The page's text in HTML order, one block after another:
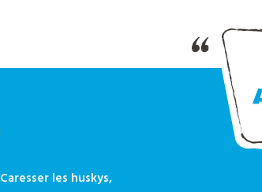
Caresser les huskys,